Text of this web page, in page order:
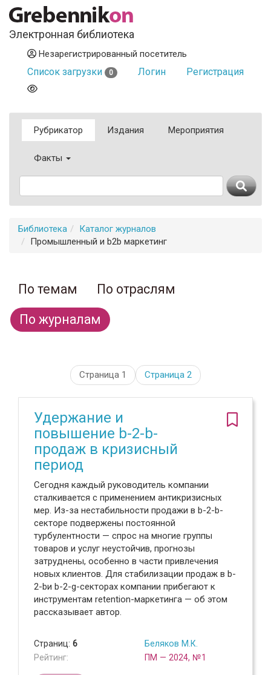
Электронная библиотека
Незарегистрированный посетитель
Список загрузки 0 Логин Регистрация
Рубрикатор Издания Мероприятия
Факты
Библиотека
Каталог журналов
Промышленный и b2b маркетинг
По темам
По отраслям
По журналам
Страница 1 Страница 2
Удержание и
повышение b-2-b-
продаж в кризисный
период
Сегодня каждый руководитель компании
сталкивается с применением антикризисных
мер. Из-за нестабильности продажи в b-2-b-
секторе подвержены постоянной
турбулентности — спрос на многие группы
товаров и услуг неустойчив, прогнозы
затруднены, особенно в части привлечения
новых клиентов. Для стабилизации продаж в b-
2-bи b-2-g-секторах компании прибегают к
инструментам retention-маркетинга — об этом
рассказывает автор.
Страниц: 6
Рейтинг:
Беляков М.К.
ПМ — 2024, №1